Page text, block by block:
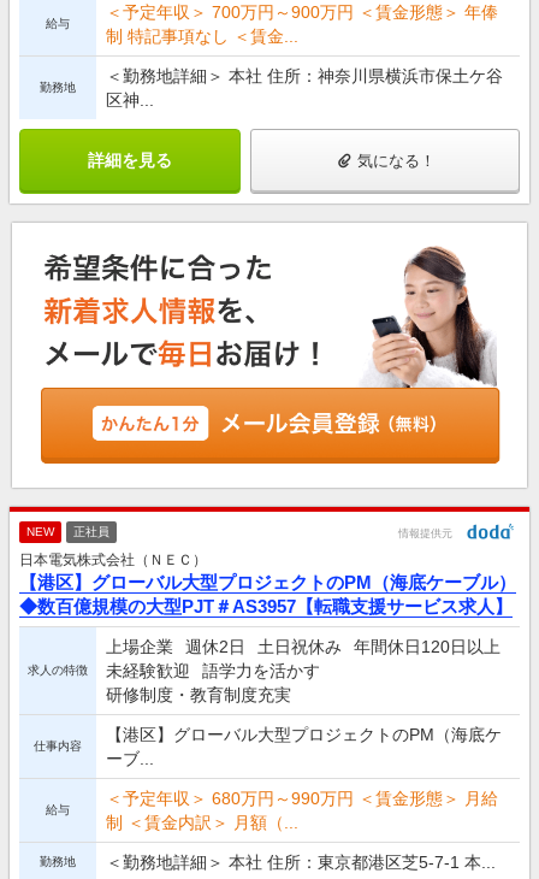
給与
＜予定年収＞ 700万円～900万円 ＜賃金形態＞ 年俸
制 特記事項なし ＜賃金...
勤務地
＜勤務地詳細＞ 本社 住所：神奈川県横浜市保土ケ谷
区神...
詳細を見る 気になる！
NEW 正社員 情報提供元
日本電気株式会社（ＮＥＣ）
【港区】グローバル大型プロジェクトのPM（海底ケーブル）
◆数百億規模の大型PJT＃AS3957【転職支援サービス求人】
求人の特徴
上場企業 週休2日 土日祝休み
年間休日120日以上
未経験歓迎
語学力を活かす
研修制度・教育制度充実
仕事内容
【港区】グローバル大型プロジェクトのPM（海底ケ
ーブ...
給与
＜予定年収＞ 680万円～990万円 ＜賃金形態＞ 月給
制 ＜賃金内訳＞ 月額（...
勤務地 ＜勤務地詳細＞ 本社 住所：東京都港区芝5-7-1 本...